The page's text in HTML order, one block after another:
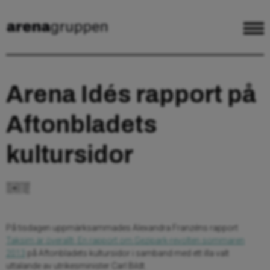
Arena Idés rapport på
Aftonbladets
kultursidor
På tisdagen uppmärksammades Alexandra Franzéns rapport
Taksim är överallt- En rapport om Gezipark-revolten sommaren
på Aftonbladets kultursidor i samband med ett illa valt
uttalande av utrikesminister Carl Bildt.